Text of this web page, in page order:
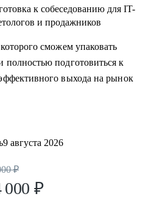
к собеседованию для IT-
и продажников
сможем упаковать
подготовиться к
выхода на рынок
9 августа 2026
₽
000 ₽